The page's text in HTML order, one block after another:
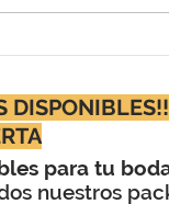
DISPONIBLES!!
para tu
nuestros